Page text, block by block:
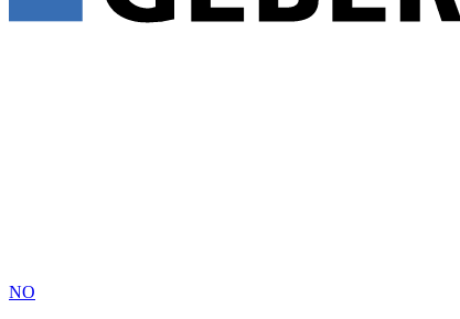
NO